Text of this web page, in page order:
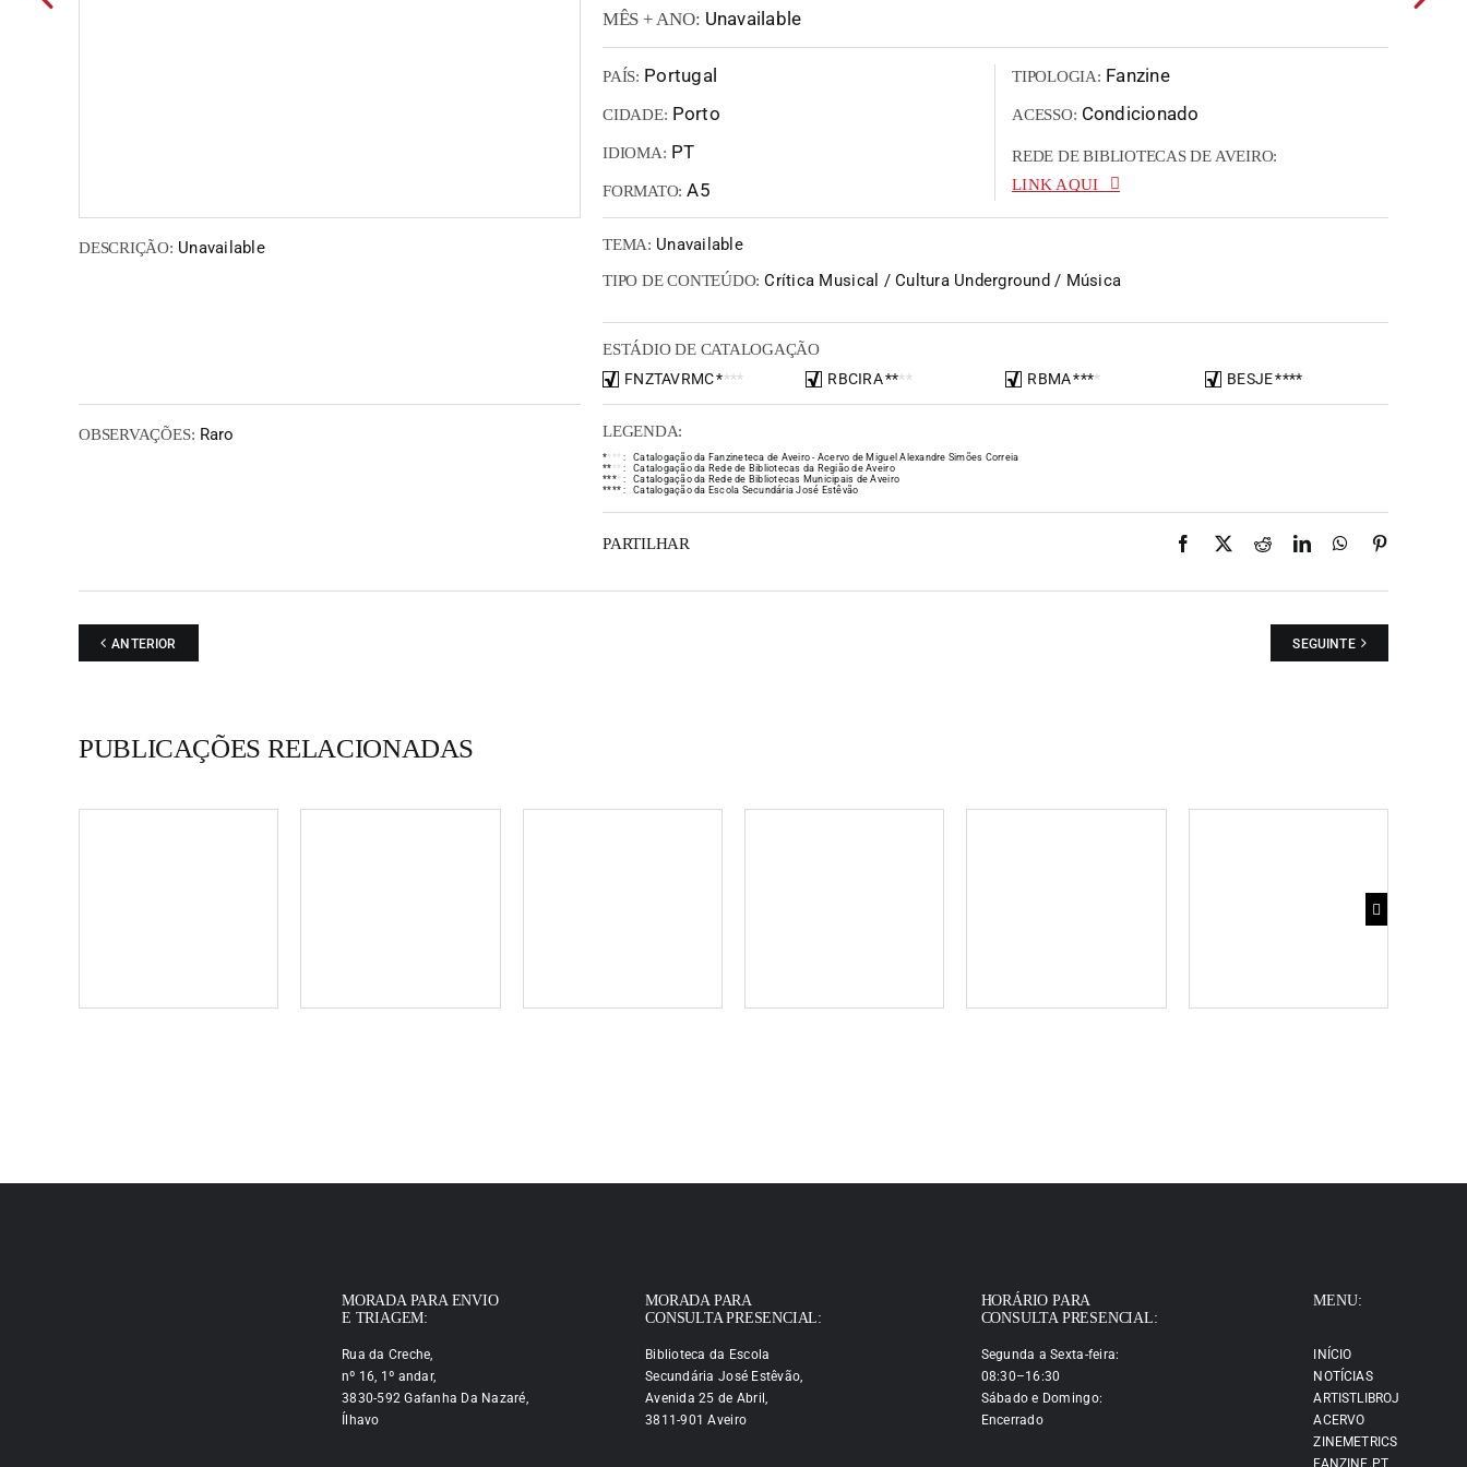
MÊS + ANO: Unavailable
PAÍS: Portugal
CIDADE: Porto
IDIOMA: PT
FORMATO: A5
TIPOLOGIA: Fanzine
ACESSO: Condicionado
REDE DE BIBLIOTECAS DE AVEIRO:
LINK AQUI
DESCRIÇÃO: Unavailable TEMA: Unavailable
TIPO DE CONTEÚDO: Crítica Musical / Cultura Underground / Música
ESTÁDIO DE CATALOGAÇÃO
FNZTAVRMC**** RBCIRA**** RBMA**** BESJE****
OBSERVAÇÕES: Raro LEGENDA:
** * * :
Catalogação da Fanzineteca de Aveiro - Acervo de Miguel Alexandre Simões Correia
** * * :
Catalogação da Rede de Bibliotecas da Região de Aveiro
**** :
Catalogação da Rede de Bibliotecas Municipais de Aveiro
**** : Catalogação da Escola Secundária José Estêvão
PARTILHAR Facebook
X RedditLinkedInWhatsApp
ANTERIOR SEGUINTE
PUBLICAÇÕES RELACIONADAS
MORADA PARA ENVIO
E TRIAGEM:
Rua da Creche,
nº 16, 1º andar,
3830-592 Gafanha Da Nazaré,
Ílhavo
MORADA PARA
CONSULTA PRESENCIAL:
Biblioteca da Escola
Secundária José Estêvão,
Avenida 25 de Abril,
3811-901 Aveiro
HORÁRIO PARA
CONSULTA PRESENCIAL:
Segunda a Sexta-feira:
08:30–16:30
Sábado e Domingo:
Encerrado
MENU:
INÍCIO
NOTÍCIAS
ARTISTLIBROJ
ACERVO
ZINEMETRICS